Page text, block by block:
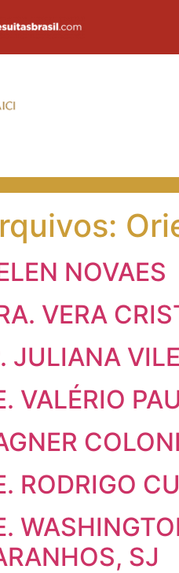
NOVAES
VERA
JULIANA
VALÉRIO
RODRIGO
SJ